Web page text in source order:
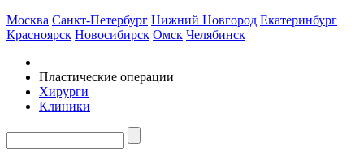
Москва Санкт-Петербург Нижний Новгород Екатеринбург
Красноярск Новосибирск Омск Челябинск
Пластические операции
Хирурги
Клиники